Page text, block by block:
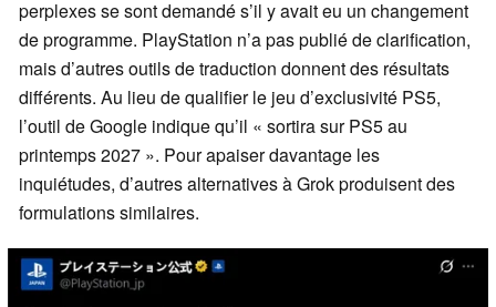
perplexes se sont demandé s’il y avait eu un changement
de programme. PlayStation n’a pas publié de clarification,
mais d’autres outils de traduction donnent des résultats
différents. Au lieu de qualifier le jeu d’exclusivité PS5,
l’outil de Google indique qu’il « sortira sur PS5 au
printemps 2027 ». Pour apaiser davantage les
inquiétudes, d’autres alternatives à Grok produisent des
formulations similaires.